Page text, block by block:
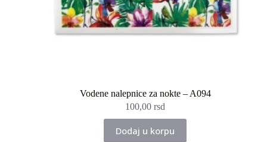
Vodene nalepnice za nokte – A094
100,00rsd
Dodaj u korpu